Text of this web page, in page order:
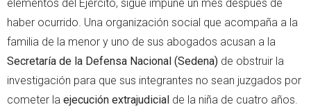
elementos del Ejército, sigue impune un mes después de
haber ocurrido. Una organización social que acompaña a la
familia de la menor y uno de sus abogados acusan a la
Secretaría de la Defensa Nacional (Sedena) de obstruir la
investigación para que sus integrantes no sean juzgados por
cometer la ejecución extrajudicial de la niña de cuatro años.